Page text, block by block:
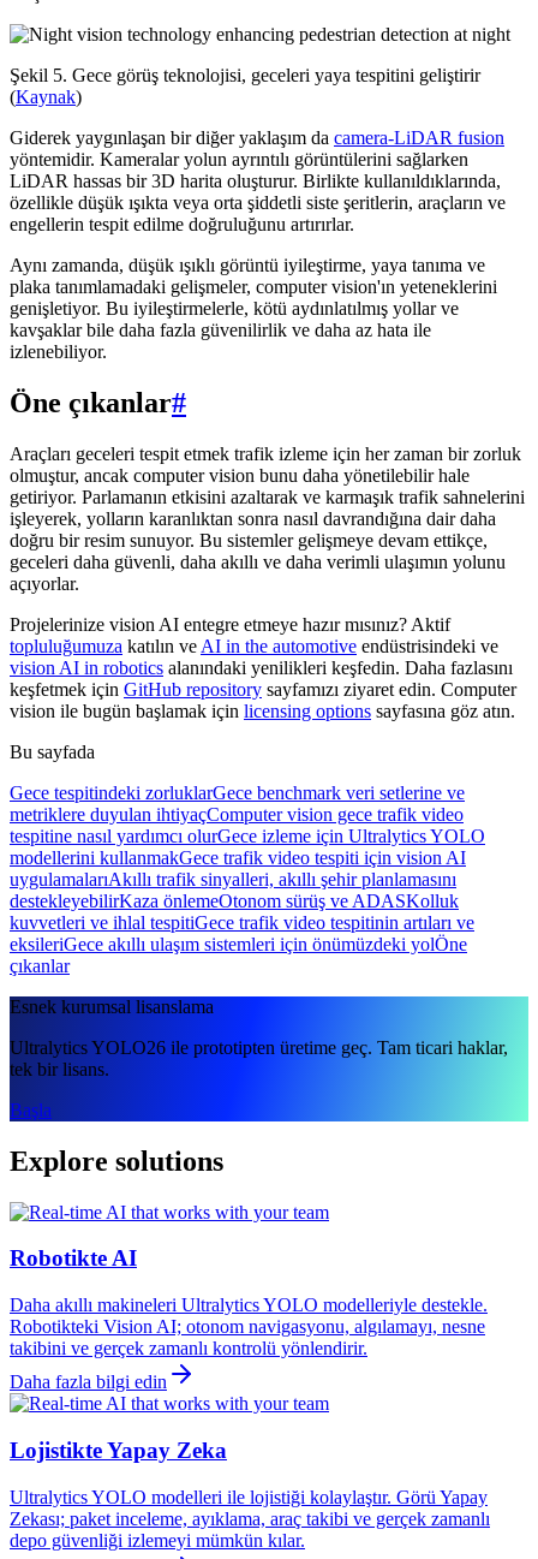
Şekil 5. Gece görüş teknolojisi, geceleri yaya tespitini geliştirir
(Kaynak)
Giderek yaygınlaşan bir diğer yaklaşım da camera-LiDAR fusion
yöntemidir. Kameralar yolun ayrıntılı görüntülerini sağlarken
LiDAR hassas bir 3D harita oluşturur. Birlikte kullanıldıklarında,
özellikle düşük ışıkta veya orta şiddetli siste şeritlerin, araçların ve
engellerin tespit edilme doğruluğunu artırırlar.
Aynı zamanda, düşük ışıklı görüntü iyileştirme, yaya tanıma ve
plaka tanımlamadaki gelişmeler, computer vision'ın yeteneklerini
genişletiyor. Bu iyileştirmelerle, kötü aydınlatılmış yollar ve
kavşaklar bile daha fazla güvenilirlik ve daha az hata ile
izlenebiliyor.
Öne çıkanlar#
Araçları geceleri tespit etmek trafik izleme için her zaman bir zorluk
olmuştur, ancak computer vision bunu daha yönetilebilir hale
getiriyor. Parlamanın etkisini azaltarak ve karmaşık trafik sahnelerini
işleyerek, yolların karanlıktan sonra nasıl davrandığına dair daha
doğru bir resim sunuyor. Bu sistemler gelişmeye devam ettikçe,
geceleri daha güvenli, daha akıllı ve daha verimli ulaşımın yolunu
açıyorlar.
Projelerinize vision AI entegre etmeye hazır mısınız? Aktif
topluluğumuza katılın ve AI in the automotive endüstrisindeki ve
vision AI in robotics alanındaki yenilikleri keşfedin. Daha fazlasını
keşfetmek için GitHub repository sayfamızı ziyaret edin. Computer
vision ile bugün başlamak için licensing options sayfasına göz atın.
Bu sayfada
Gece tespitindeki zorluklarGece benchmark veri setlerine ve
metriklere duyulan ihtiyaçComputer vision gece trafik video
tespitine nasıl yardımcı olurGece izleme için Ultralytics YOLO
modellerini kullanmakGece trafik video tespiti için vision AI
uygulamalarıAkıllı trafik sinyalleri, akıllı şehir planlamasını
destekleyebilirKaza önlemeOtonom sürüş ve ADASKolluk
kuvvetleri ve ihlal tespitiGece trafik video tespitinin artıları ve
eksileriGece akıllı ulaşım sistemleri için önümüzdeki yolÖne
çıkanlar
Esnek kurumsal lisanslama
Ultralytics YOLO26 ile prototipten üretime geç. Tam ticari haklar,
tek bir lisans.
Başla
Explore solutions
Robotikte AI
Daha akıllı makineleri Ultralytics YOLO modelleriyle destekle.
Robotikteki Vision AI; otonom navigasyonu, algılamayı, nesne
takibini ve gerçek zamanlı kontrolü yönlendirir.
Daha fazla bilgi edin
Lojistikte Yapay Zeka
Ultralytics YOLO modelleri ile lojistiği kolaylaştır. Görü Yapay
Zekası; paket inceleme, ayıklama, araç takibi ve gerçek zamanlı
depo güvenliği izlemeyi mümkün kılar.